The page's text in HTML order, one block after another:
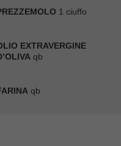
1 ciuffo
EXTRAVERGINE
qb
qb